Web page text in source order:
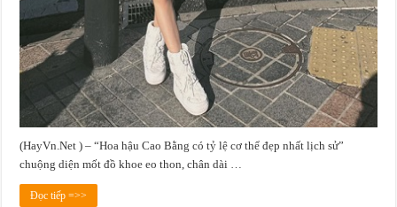
(HayVn.Net ) – “Hoa hậu Cao Bằng có tỷ lệ cơ thể đẹp nhất lịch sử”
chuộng diện mốt đồ khoe eo thon, chân dài …
Đọc tiếp =>>